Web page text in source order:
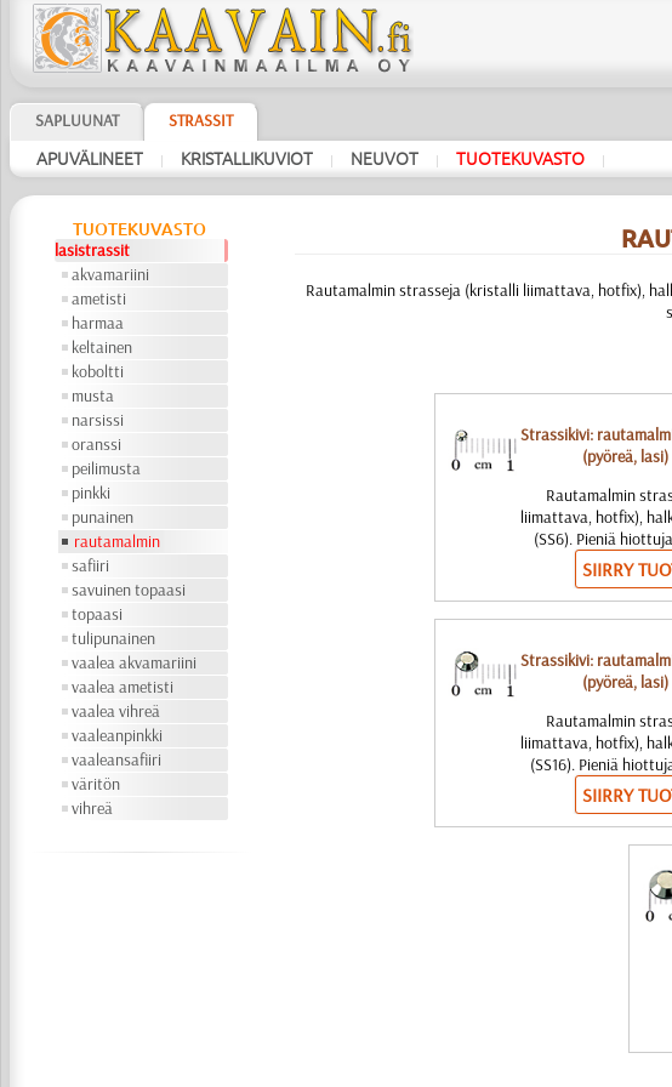
SAPLUUNAT STRASSIT
APUVÄLINEET | KRISTALLIKUVIOT | NEUVOT | TUOTEKUVASTO |
TUOTEKUVASTO
lasistrassit
akvamariini
ametisti
harmaa
keltainen
koboltti
musta
narsissi
oranssi
peilimusta
pinkki
punainen
rautamalmin
safiiri
savuinen topaasi
topaasi
tulipunainen
vaalea akvamariini
vaalea ametisti
vaalea vihreä
vaaleanpinkki
vaaleansafiiri
väritön
vihreä
Rautamalmin strasseja (kristalli liimattava, hotfix),
Strassikivi:
(pyöreä, lasi)
Rautamalmin
liimattava, hotfix),
(SS6). Pieniä
SIIRRY
Strassikivi:
(pyöreä, lasi)
Rautamalmin
liimattava, hotfix),
(SS16). Pieniä
SIIRRY